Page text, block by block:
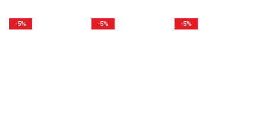
-5% -5% -5%